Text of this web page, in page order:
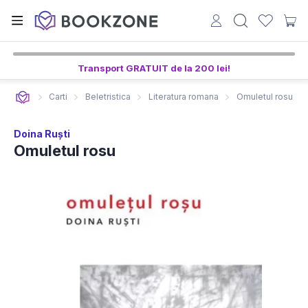
Transport GRATUIT de la 200 lei!
Carti Beletristica Literatura romana Omuletul rosu
Doina Ruști
Omuletul rosu